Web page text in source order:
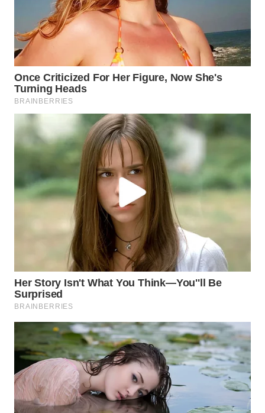
CIANJUR
SERIBU
WN
WN
WN
CIREBON
WN
KUNINGAN
WN
MAJALENGKA
WN
SUBANG